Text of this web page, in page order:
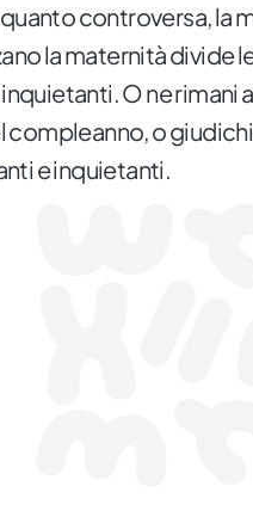
controversa, la
la maternità divide
O ne rimani
compleanno, o
e inquietanti.